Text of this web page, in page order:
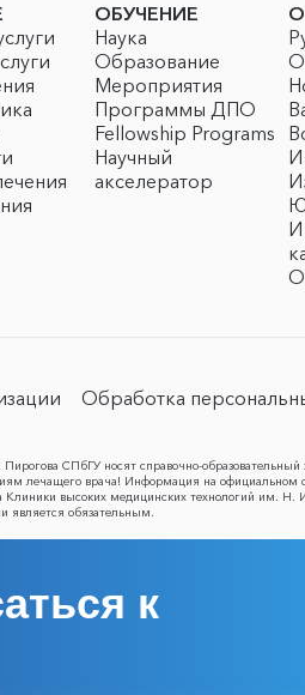
ОБУЧЕНИЕ
Наука
Образование
Мероприятия
Программы ДПО
Fellowship Programs
Научный
акселератор
Обработка
СПбГУ носят справочно-
лечащего врача! Информация на
высоких медицинских технологий им.
является обязательным.
к